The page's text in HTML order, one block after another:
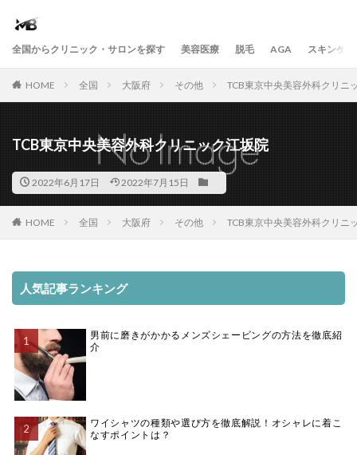
全国からクリニック・サロンを探す 美容医療 脱毛 AGA スキンケア
HOME 全国 大阪府 その他 TCB東京中央美容外科クリニ
TCB東京中央美容外科クリニック江坂院
2022年6月17日 2022年7月15日
HOME 全国 大阪府 その他 TCB東京中央美容外科クリニ
人気記事ランキング
男前に磨きがかかるメンズシェービングの方法を徹底紹
介
ワイシャツの種類や選び方を徹底解説！オシャレに着こ
なすポイントは？